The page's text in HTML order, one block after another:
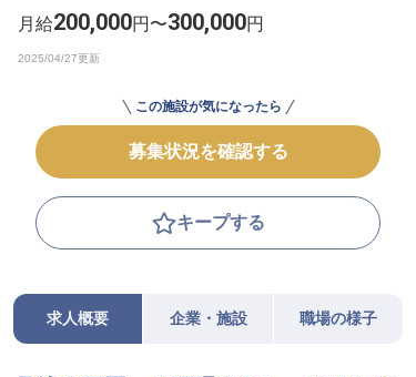
月給200,000円〜300,000円
この施設が気になったら
募集状況を確認する
キープする
求人概要 企業・施設 職場の様子